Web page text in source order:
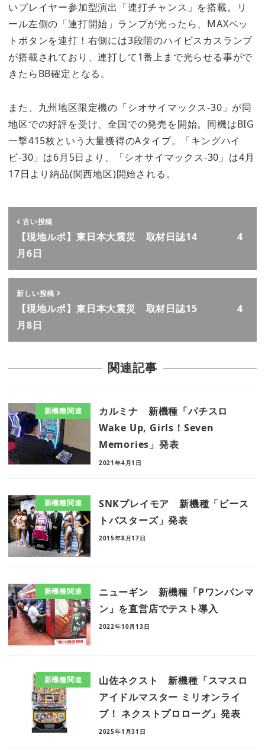
いプレイヤー参加型演出「連打チャンス」を搭載。リ
ール左側の「連打開始」ランプが光ったら、MAXベッ
トボタンを連打！右側には3段階のハイビスカスランプ
が搭載されており、連打して1番上まで光らせる事がで
きたらBB確定となる。
また、九州地区限定機の「シオサイマックス-30」が同
地区での好評を受け、全国での発売を開始。同機はBIG
一撃415枚という大量獲得のAタイプ。「キングハイ
ビ-30」は6月5日より、「シオサイマックス-30」は4月
17日より納品(関西地区)開始される。
古い投稿
【現地ルポ】東日本大震災 取材日誌14 4
月6日
新しい投稿
【現地ルポ】東日本大震災 取材日誌15 4
月8日
関連記事
新機種関連
カルミナ 新機種「パチスロ
Wake Up, Girls！Seven
Memories」発表
2021年4月1日
新機種関連
SNKプレイモア 新機種「ビース
トバスターズ」発表
2015年8月17日
新機種関連
ニューギン 新機種「Pワンパンマ
ン」を直営店でテスト導入
2022年10月13日
新機種関連
山佐ネクスト 新機種「スマスロ
アイドルマスター ミリオンライ
ブ！ ネクストプロローグ」発表
2025年1月31日